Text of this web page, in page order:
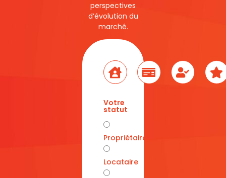
perspectives
d’évolution du
marché.
Votre
statut
Propriétaire
Locataire